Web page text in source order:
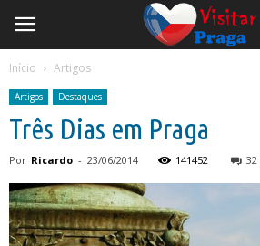
Início Artigos
Artigos Destaques
Três Dias em Praga
Por Ricardo - 23/06/2014 141452 32